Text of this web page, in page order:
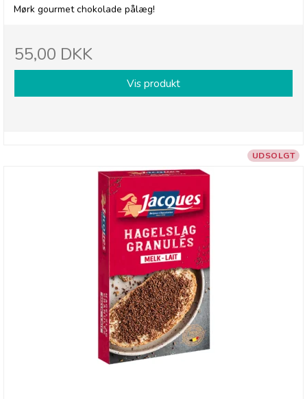
Mørk gourmet chokolade pålæg!
55,00 DKK
Vis produkt
UDSOLGT